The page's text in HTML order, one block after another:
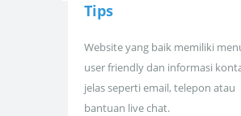
Tips
Website yang baik memiliki
user friendly dan informasi
jelas seperti email, telepon atau
bantuan live chat.